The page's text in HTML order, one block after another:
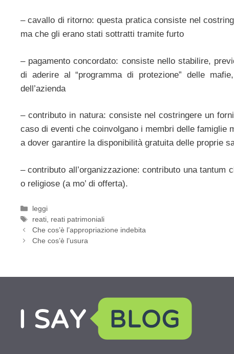
– cavallo di ritorno: questa pratica consiste nel
ma che gli erano stati sottratti tramite furto
– pagamento concordato: consiste nello stabilire,
di aderire al “programma di protezione” delle
dell’azienda
– contributo in natura: consiste nel costringere un
caso di eventi che coinvolgano i membri delle famiglie
a dover garantire la disponibilità gratuita delle proprie
– contributo all’organizzazione: contributo una
o religiose (a mo’ di offerta).
Categorie
leggi
Tag
reati reati patrimoniali
Che cos’è l’appropriazione indebita
Che cos’è l’usura